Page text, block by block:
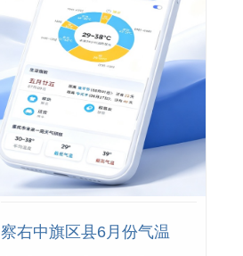
察右中旗区县6月份气温